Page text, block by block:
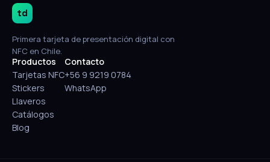
td
Primera tarjeta de presentación digital con
NFC en Chile.
Productos
Tarjetas NFC
Stickers
Llaveros
Catálogos
Blog
Contacto
+56 9 9219 0784
WhatsApp